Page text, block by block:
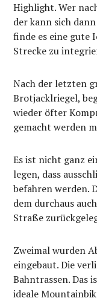
Highlight. Wer
der kann sich
finde es eine gute
Strecke zu
Nach der letzten
Brotjacklriegel,
wieder öfter
gemacht werden
Es ist nicht ganz
legen, dass
befahren werden.
dem durchaus
Straße
Zweimal wurden
eingebaut. Die
Bahntrassen. Das
ideale